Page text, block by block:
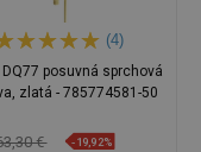
(4)
posuvná sprchová
zlatá - 785774581-50
€ -19,92%